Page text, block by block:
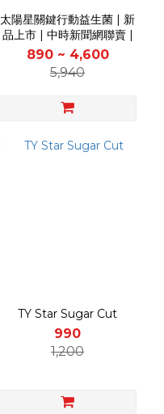
太陽星關鍵行動益生菌 | 新
品上市 | 中時新聞網聯賣 |
890 ~ 4,600
5,940
TY Star Sugar Cut
990
1,200